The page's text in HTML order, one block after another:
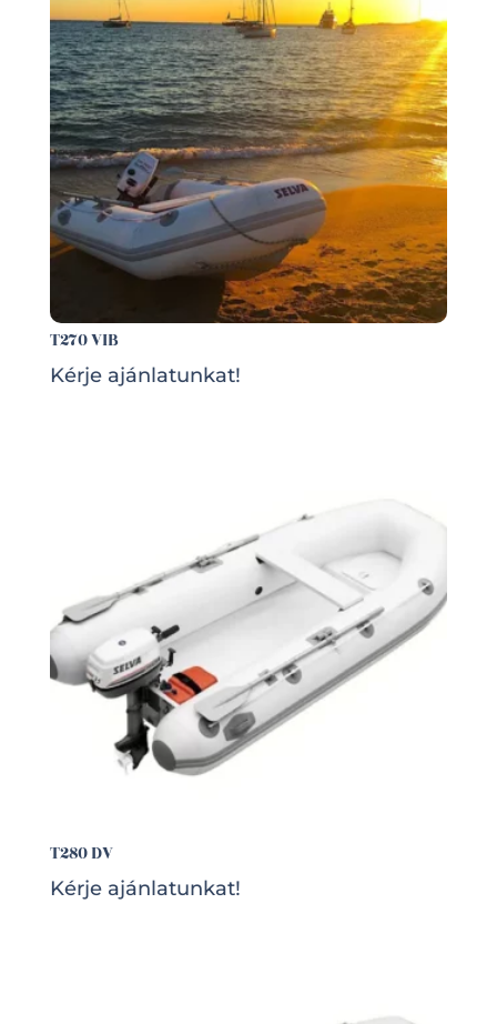
T270 VIB
Kérje ajánlatunkat!
T280 DV
Kérje ajánlatunkat!